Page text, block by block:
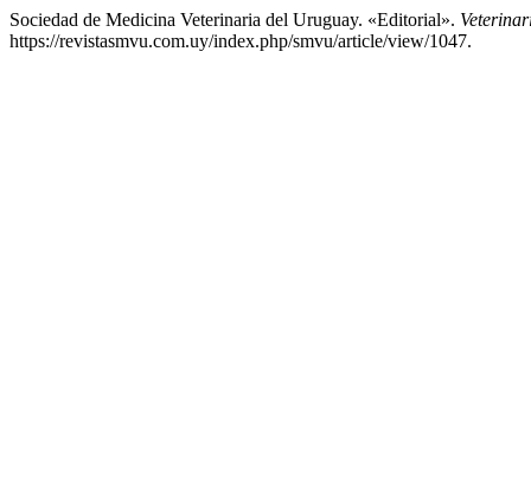
Sociedad de Medicina Veterinaria del Uruguay. «Editorial».
https://revistasmvu.com.uy/index.php/smvu/article/view/1047.